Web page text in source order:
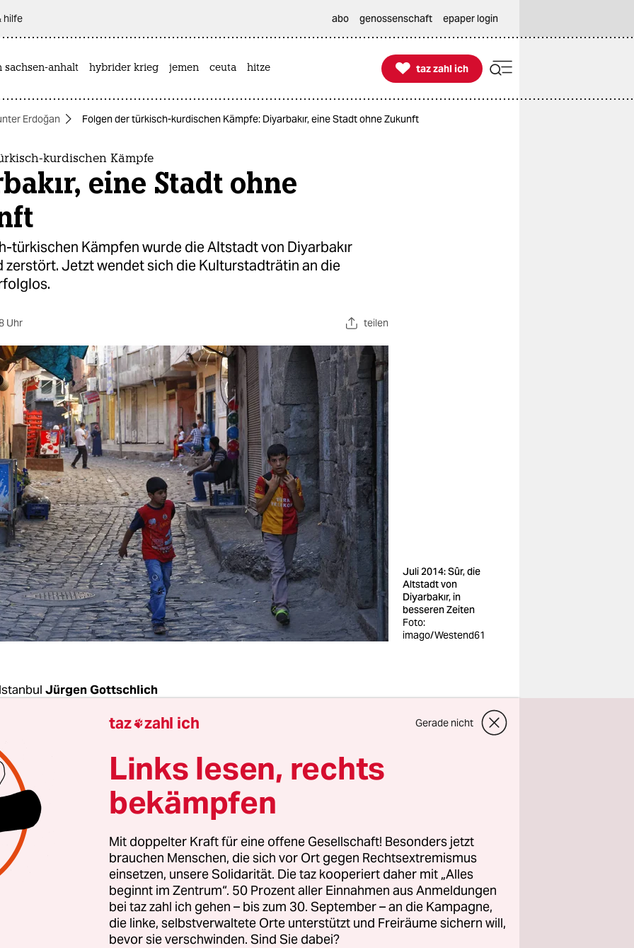
hilfe abo genossenschaft epaper login
sachsen-anhalt hybrider krieg jemen ceuta hitze 
taz zahl ich
taz zahl ich
Erdoğan Folgen der türkisch-kurdischen Kämpfe: Diyarbakır, eine Stadt ohne Zukunft
kurdischen Kämpfe
eine Stadt ohne
türkischen Kämpfen wurde die Altstadt von Diyarbakır
zerstört. Jetzt wendet sich die Kulturstadträtin an die
Uhr teilen
Juli 2014: Sûr, die
Altstadt von
Diyarbakır, in
besseren Zeiten
Foto:
imago/Westend61
Jürgen Gottschlich
hat lange auf diese Gelegenheit gewartet. Die
von Diyarbakır ist mit einer kleinen Delegation nach
um bei der Unesco, jener UN-Organisation, die
der Menschheit erhalten soll, um Unterstützung zu
Mechthild Rössler, die Chefin des Unesco-Sekretariats
ihr.
wissen, was die Unesco dazu sagt, dass das Weltkulturerbe
von Diyarbakır, in weiten Teilen zerstört wurde und
bis heute daran gehindert werden, diesen von der
taz zahl ich Gerade nicht
Links lesen, rechts
bekämpfen
Mit doppelter Kraft für eine offene Gesellschaft! Besonders jetzt
brauchen Menschen, die sich vor Ort gegen Rechtsextremismus
einsetzen, unsere Solidarität. Die taz kooperiert daher mit „Alles
beginnt im Zentrum“. 50 Prozent aller Einnahmen aus Anmeldungen
bei taz zahl ich gehen – bis zum 30. September – an die Kampagne,
die linke, selbstverwaltete Orte unterstützt und Freiräume sichern will,
bevor sie verschwinden. Sind Sie dabei?